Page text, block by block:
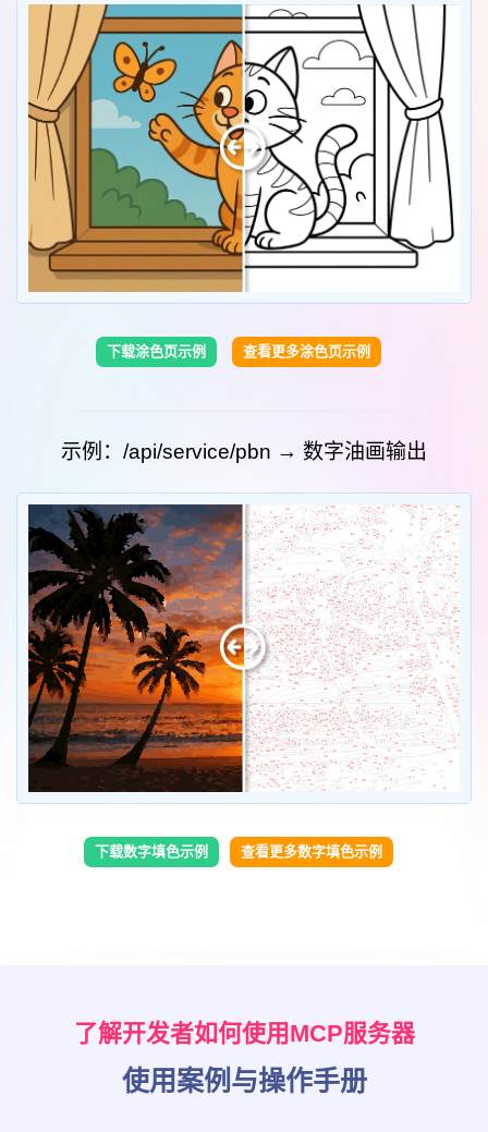
下载涂色页示例 查看更多涂色页示例
示例：/api/service/pbn → 数字油画输出
下载数字填色示例 查看更多数字填色示例
了解开发者如何使用MCP服务器
使用案例与操作手册